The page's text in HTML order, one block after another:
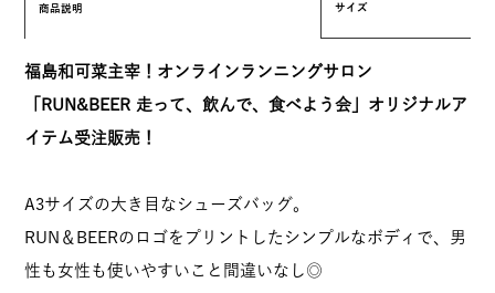
商品説明 サイズ
福島和可菜主宰！オンラインランニングサロン
「RUN&BEER 走って、飲んで、食べよう会」オリジナルア
イテム受注販売！
A3サイズの大き目なシューズバッグ。
RUN＆BEERのロゴをプリントしたシンプルなボディで、男
性も女性も使いやすいこと間違いなし◎